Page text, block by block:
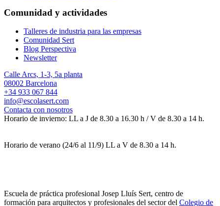
Comunidad y actividades
Talleres de industria para las empresas
Comunidad Sert
Blog Perspectiva
Newsletter
Calle Arcs, 1-3, 5a planta
08002 Barcelona
+34 933 067 844
info@escolasert.com
Contacta con nosotros
Horario de invierno: LL a J de 8.30 a 16.30 h / V de 8.30 a 14 h.
Horario de verano (24/6 al 11/9) LL a V de 8.30 a 14 h.
Escuela de práctica profesional Josep Lluís Sert, centro de
formación para arquitectos y profesionales del sector del Colegio de